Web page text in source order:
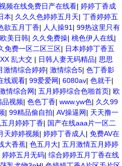
频在线免费日产在线看| 婷婷丁香成
本| 久久久色婷婷五月天| 丁香婷婷五
欲五月丁香| 人人操91 | 99热这里只有
美日韩| 久久免费操| 桃色伊人在线|
免费一区二区三区| 日本婷婷丁香五
乱大交 | 日韩人妻无码精品| 思思
激情综合婷婷| 激情综合5| 色丁香影
线观看| 99爱爱网| 6080av| 色就干|
情综合网| 五月婷婷综合色啪首页| 欧
品视频| 色色丁香| www.yw色| 久久99
| 99精品偷自拍| AV操逼网| 天天撸一
月婷婷丁香| 国产在线aaa片一区二
天婷婷视频| 婷婷丁香成人 | 免费AV在
大香蕉| 色五月大| 五月激情五月婷婷
婷婷五月无码| 综合婷婷五月丁香在线